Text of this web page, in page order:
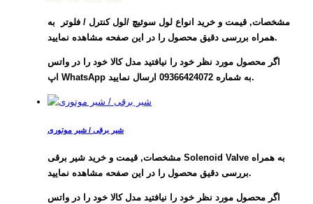
مشخصات, قیمت و خرید انواع لول سوئیچ /لول کنترل / فلوتر به
همراه بررسی دقیق محصول را در این صفحه مشاهده نمایید.
اگر محصول مورد نظر خود را نیافتید مدل کالا خود را در واتس
اپ WhatsApp به شماره 09366424072 ارسال نمایید.
شیر برقی / شیر موتوری
مشخصات, قیمت و خرید شیر برقی Solenoid Valve به همراه
بررسی دقیق محصول را در این صفحه مشاهده نمایید.
اگر محصول مورد نظر خود را نیافتید مدل کالا خود را در واتس